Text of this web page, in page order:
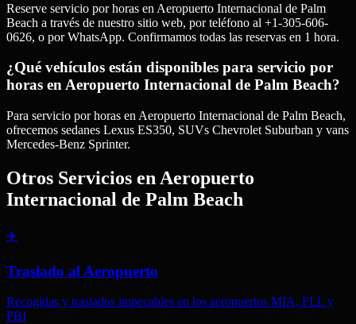
Reserve servicio por horas en Aeropuerto Internacional de Palm
Beach a través de nuestro sitio web, por teléfono al +1-305-606-
0626, o por WhatsApp. Confirmamos todas las reservas en 1 hora.
¿Qué vehículos están disponibles para servicio por
horas en Aeropuerto Internacional de Palm Beach?
Para servicio por horas en Aeropuerto Internacional de Palm Beach,
ofrecemos sedanes Lexus ES350, SUVs Chevrolet Suburban y vans
Mercedes-Benz Sprinter.
Otros Servicios en Aeropuerto
Internacional de Palm Beach
✈️
Traslado al Aeropuerto
Recogidas y traslados impecables en los aeropuertos MIA, FLL y
PBI